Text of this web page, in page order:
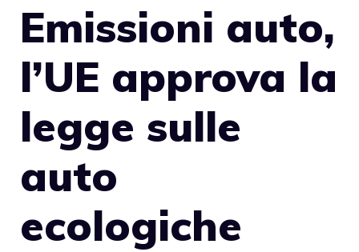
Emissioni auto,
l’UE approva la
legge sulle
auto
ecologiche